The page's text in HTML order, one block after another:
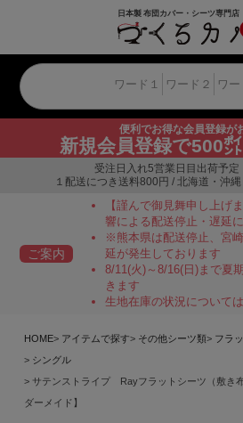
便利でお得な会員登録が
新規会員登録で500
受注日入れ5営業日目出荷予定
１配送につき送料800円 / 北海道・沖
ご案内
【謹んで御見舞申し上げ
響による配送停止・遅延
※熊本県は配送停止、宮
延が発生しております
8/11(火)～8/16(日)まで夏
きます
生地在庫の状況については
HOME アイテムで探す その他シーツ類
フラ
シングル
サテンストライプ Rayフラットシーツ（敷き
ダーメイド】